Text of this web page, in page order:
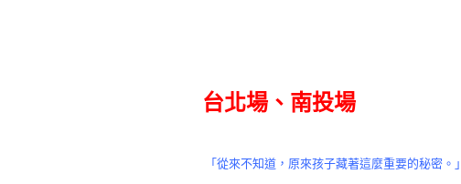
台北場、南投場
「從來不知道，原來孩子藏著這麼重要的秘密。」